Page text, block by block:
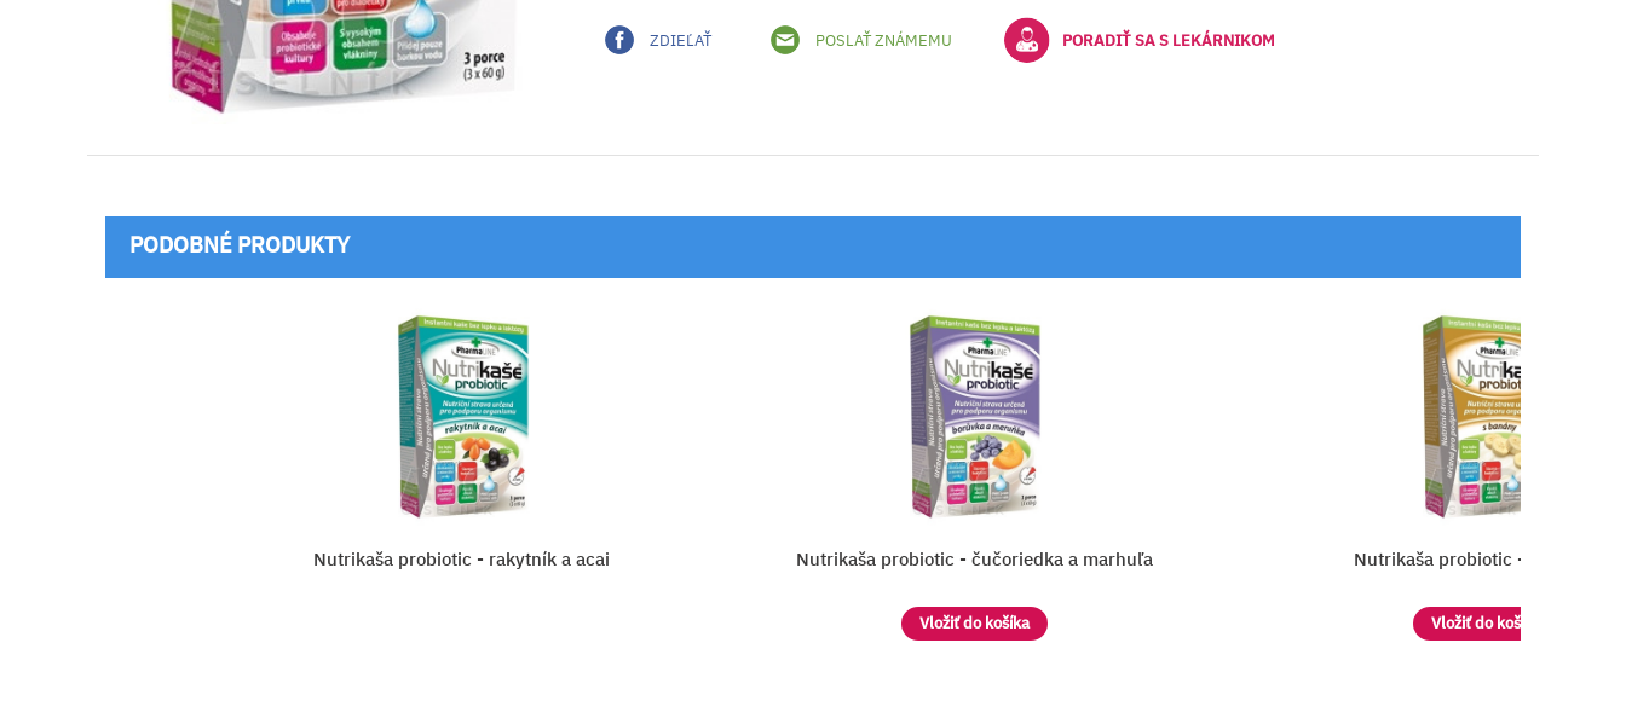
ZDIEĽAŤ POSLAŤ ZNÁMEMU PORADIŤ SA S LEKÁRNIKOM
PODOBNÉ PRODUKTY
Nutrikaša probiotic - rakytník a acai Nutrikaša probiotic - čučoriedka a marhuľa
Vložiť do košíka
Nutrikaša probiotic - s banánom
Vložiť do košíka